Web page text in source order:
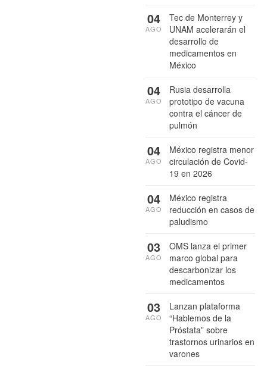
Tec de Monterrey y
UNAM acelerarán el
desarrollo de
medicamentos en
México
04
AGO
Rusia desarrolla
prototipo de vacuna
contra el cáncer de
pulmón
04
AGO
México registra menor
circulación de Covid-
19 en 2026
04
AGO
México registra
reducción en casos de
paludismo
04
AGO
OMS lanza el primer
marco global para
descarbonizar los
medicamentos
03
AGO
Lanzan plataforma
“Hablemos de la
Próstata” sobre
trastornos urinarios en
varones
03
AGO